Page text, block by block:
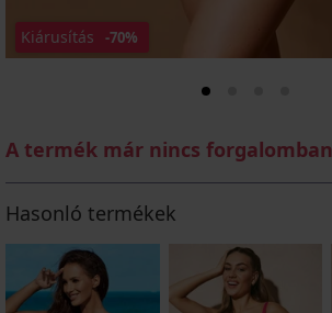
Kiárusítás -70%
A termék már nincs forgalomban
Hasonló termékek